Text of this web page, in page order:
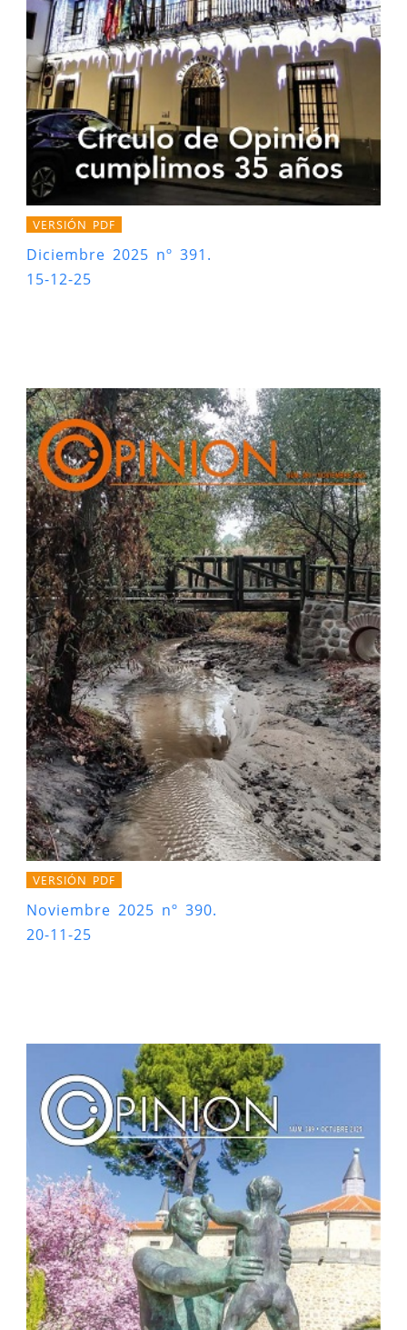
VERSIÓN PDF
Diciembre 2025 nº 391.
15-12-25
VERSIÓN PDF
Noviembre 2025 nº 390.
20-11-25